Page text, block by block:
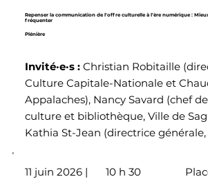
Repenser la communication de l'offre culturelle à l'ère numérique :
fréquenter
Plénière
Invité·e·s :Christian Robitaille
Culture Capitale-Nationale et
Appalaches), Nancy Savard (chef
culture et bibliothèque, Ville de
Kathia St-Jean (directrice
10 h 30
11 juin 2026 |